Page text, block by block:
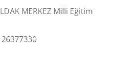
MERKEZ Milli Eğitim